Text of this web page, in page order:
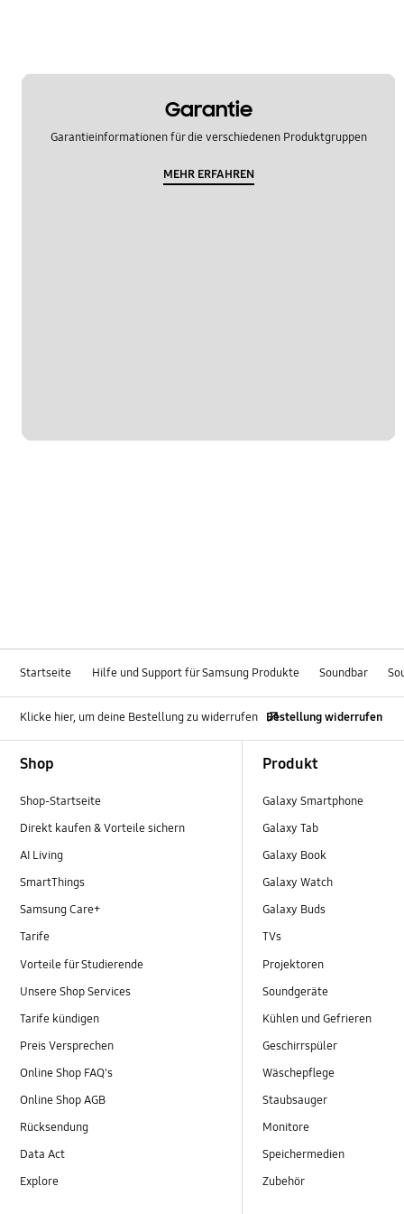
Garantie
Garantieinformationen für die verschiedenen Produktgruppen
MEHR ERFAHREN
Startseite Hilfe und Support für Samsung Produkte Soundbar
Klicke hier, um deine Bestellung zu widerrufen Bestellung widerrufen
Shop
Shop-Startseite
Direkt kaufen & Vorteile sichern
AI Living
SmartThings
Samsung Care+
Tarife
Vorteile für Studierende
Unsere Shop Services
Tarife kündigen
Preis Versprechen
Online Shop FAQ's
Online Shop AGB
Rücksendung
Data Act
Explore
Produkt
Galaxy Smartphone
Galaxy Tab
Galaxy Book
Galaxy Watch
Galaxy Buds
TVs
Projektoren
Soundgeräte
Kühlen und Gefrieren
Geschirrspüler
Wäschepflege
Staubsauger
Monitore
Speichermedien
Zubehör